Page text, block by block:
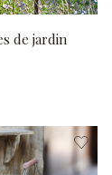
de jardin